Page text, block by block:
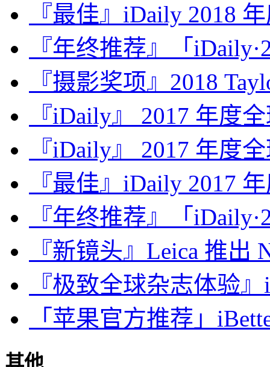
『最佳』iDaily 2018
『年终推荐』「
『摄影奖项』2018
『iDaily』 2017 年度
『iDaily』 2017 年度
『最佳』iDaily 2017
『年终推荐』「
『新镜头』Leica 推出
『极致全球杂志体验
「苹果官方推荐」